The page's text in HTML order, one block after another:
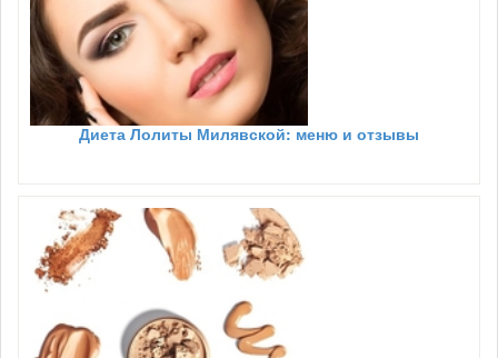
Диета Лолиты Милявской: меню и отзывы